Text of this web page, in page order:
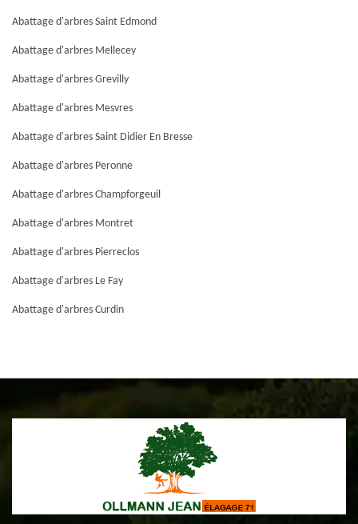
Abattage d'arbres Saint Edmond
Abattage d'arbres Mellecey
Abattage d'arbres Grevilly
Abattage d'arbres Mesvres
Abattage d'arbres Saint Didier En Bresse
Abattage d'arbres Peronne
Abattage d'arbres Champforgeuil
Abattage d'arbres Montret
Abattage d'arbres Pierreclos
Abattage d'arbres Le Fay
Abattage d'arbres Curdin